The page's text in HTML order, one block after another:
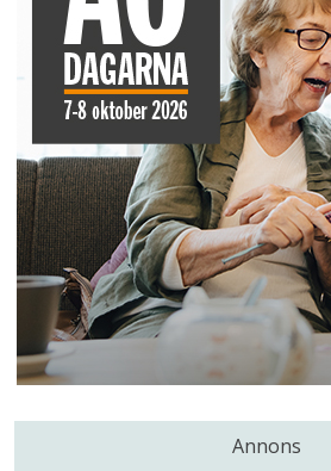
Annons